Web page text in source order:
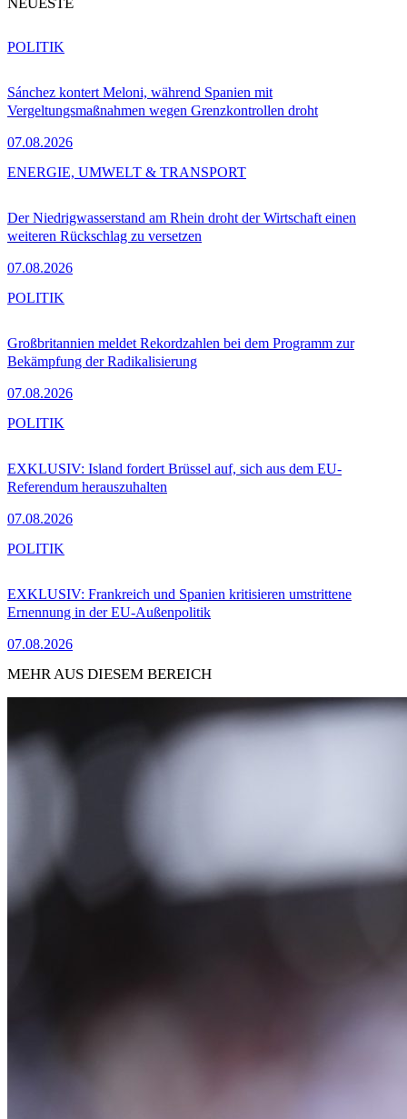
Sánchez kontert Meloni, während Spanien mit
Vergeltungsmaßnahmen wegen Grenzkontrollen droht
07.08.2026
POLITIK
Der Niedrigwasserstand am Rhein droht der Wirtschaft einen
weiteren Rückschlag zu versetzen
07.08.2026
ENERGIE, UMWELT & TRANSPORT
Großbritannien meldet Rekordzahlen bei dem Programm zur
Bekämpfung der Radikalisierung
07.08.2026
POLITIK
EXKLUSIV: Island fordert Brüssel auf, sich aus dem EU-
Referendum herauszuhalten
07.08.2026
POLITIK
EXKLUSIV: Frankreich und Spanien kritisieren umstrittene
Ernennung in der EU-Außenpolitik
07.08.2026
POLITIK
MEHR AUS DIESEM BEREICH